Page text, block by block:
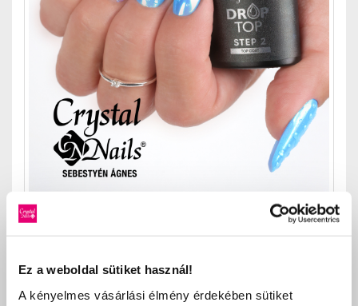
Ez a weboldal sütiket használ!
A kényelmes vásárlási élmény érdekében sütiket